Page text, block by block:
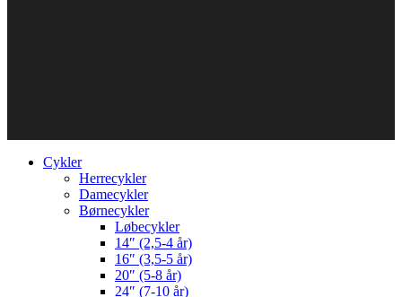
Cykler
Herrecykler
Damecykler
Børnecykler
Løbecykler
14″ (2,5-4 år)
16″ (3,5-5 år)
20″ (5-8 år)
24″ (7-10 år)